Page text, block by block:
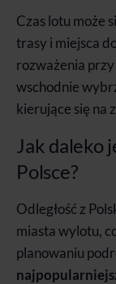
Czas lotu może
trasy i miejsca
rozważenia
wschodnie
kierujące się na
Jak daleko
Polsce?
Odległość z
miasta wylotu,
planowaniu